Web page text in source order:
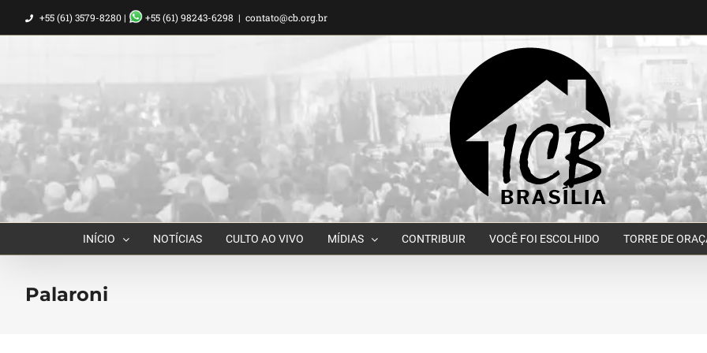
para
+55 (61) 3579-8280 | +55 (61) 98243-6298 | contato@cb.org.br
INÍCIO NOTÍCIAS CULTO AO VIVO MÍDIAS CONTRIBUIR VOCÊ FOI ESCOLHIDO TORRE DE
Palaroni